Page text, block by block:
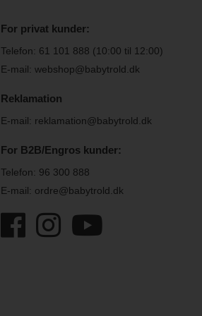
For privat kunder:
Telefon: 61 101 888 (10:00 til 12:00)
E-mail: webshop@babytrold.dk
Reklamation
E-mail: reklamation@babytrold.dk
For B2B/Engros kunder:
Telefon: 96 300 888
E-mail: ordre@babytrold.dk